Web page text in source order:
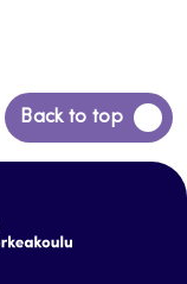
Back to top
Siirry
takaisin